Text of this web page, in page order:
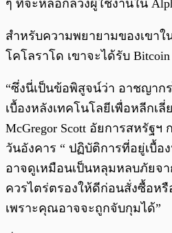
ๆ ที่จะหลอกลวงผู้ใช้งานใน
สำหรับความพยายามของเขาใ
โคโลราโด เขาจะได้รับ
“ซึ่งนี่เป็นข้อพิสูจน์ว่า อาชญาก
เบื้องหลังเทคโนโลยีเพื่อหลีกเ
McGregor Scott อัยการสหรัฐ
วันอังคาร “ ปฏิบัติการที่อยู่เบื้อ
อาจดูเหมือนเป็นหลุมหลบภัยจ
ควรไตร่ตรองให้ดีก่อนสั่งซื้อห
เพราะคุณอาจจะถูกจับกุมได้”